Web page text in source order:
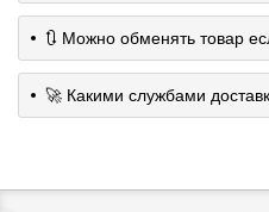
🔃 Можно обменять товар
🚀 Какими службами